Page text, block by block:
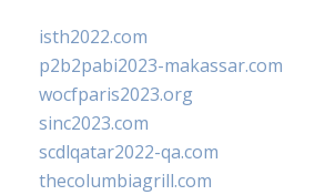
isth2022.com
p2b2pabi2023-makassar.com
wocfparis2023.org
sinc2023.com
scdlqatar2022-qa.com
thecolumbiagrill.com